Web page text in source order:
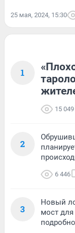
25 мая, 2024, 15:30
1
15 049
2
6 446
3
Новый
мост для